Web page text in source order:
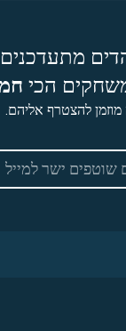
הכי
להצטרף אליהם.